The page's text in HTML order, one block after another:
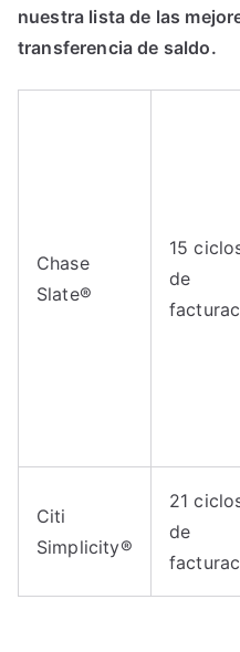
nuestra lista de las
transferencia de saldo.
Chase
Slate®
15
de
Citi
Simplicity®
21
de